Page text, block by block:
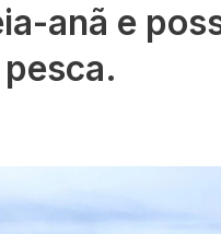
anã e